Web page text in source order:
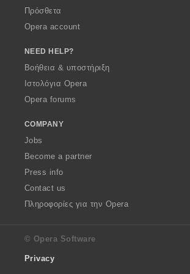
Πρόσθετα
Opera account
NEED HELP?
Βοήθεια & υποστήριξη
Ιστολόγια Opera
Opera forums
COMPANY
Jobs
Become a partner
Press info
Contact us
Πληροφορίες για την Opera
© Opera Software
Privacy